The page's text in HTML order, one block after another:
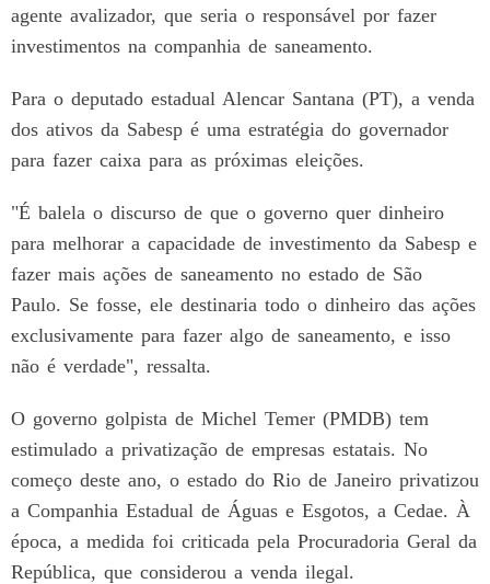
agente avalizador, que seria o responsável por fazer
investimentos na companhia de saneamento.
Para o deputado estadual Alencar Santana (PT), a venda
dos ativos da Sabesp é uma estratégia do governador
para fazer caixa para as próximas eleições.
"É balela o discurso de que o governo quer dinheiro
para melhorar a capacidade de investimento da Sabesp e
fazer mais ações de saneamento no estado de São
Paulo. Se fosse, ele destinaria todo o dinheiro das ações
exclusivamente para fazer algo de saneamento, e isso
não é verdade", ressalta.
O governo golpista de Michel Temer (PMDB) tem
estimulado a privatização de empresas estatais. No
começo deste ano, o estado do Rio de Janeiro privatizou
a Companhia Estadual de Águas e Esgotos, a Cedae. À
época, a medida foi criticada pela Procuradoria Geral da
República, que considerou a venda ilegal.